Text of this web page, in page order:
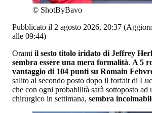
© ShotByBavo
Pubblicato il 2 agosto 2026, 20:37
alle 09:44)
Orami il sesto titolo iridato di Jeffrey
sembra essere una mera formalità. A 5
vantaggio di 104 punti su Romain
salito al secondo posto dopo il forfait di
che con ogni probabilità sarà sottoposto ad
chirurgico in settimana, sembra